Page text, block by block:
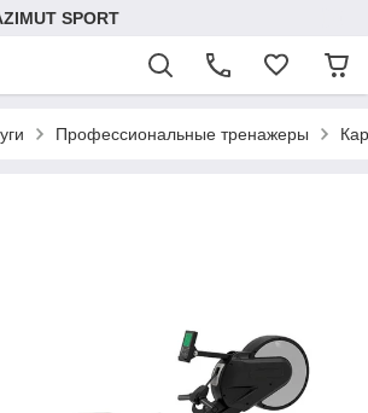
SPORT
Профессиональные тренажеры